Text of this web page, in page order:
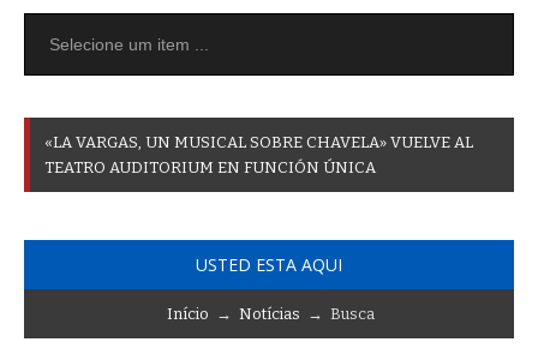
«LA VARGAS UN MUSICAL SOBRE CHAVELA» VUELVE AL
TEATRO AUDITORIUM EN FUNCIÓN ÚNICA
USTED ESTA AQUI
Início → Notícias → Busca